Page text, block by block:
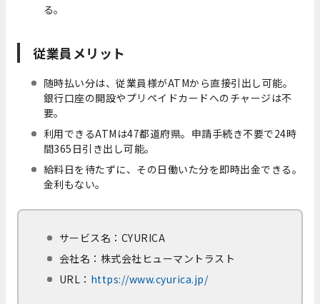
る。
従業員メリット
随時払い分は、従業員様がATMから直接引出し可能。
銀行口座の開設やプリペイドカードへのチャージは不
要。
利用できるATMは47都道府県。申請手続き不要で24時
間365日引き出し可能。
給料日を待たずに、その日働いた分を即時出金できる。
金利もない。
サービス名：CYURICA
会社名：株式会社ヒューマントラスト
URL： https://www.cyurica.jp/